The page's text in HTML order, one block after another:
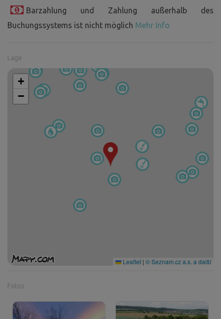
Barzahlung und Zahlung außerhalb des
Buchungssystems ist nicht möglich Mehr Info
Lage
+
−
Leaflet | © Seznam.cz a.s. a další
Fotos